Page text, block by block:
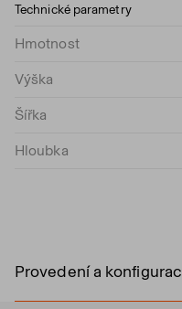
Technické parametry
Hmotnost
Výška
Šířka
Hloubka
Provedení a